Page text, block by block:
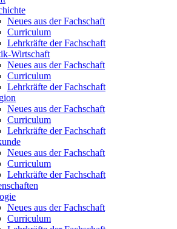
Neues aus der Fachschaft
Curriculum
Lehrkräfte der Fachschaft
Wirtschaft
Neues aus der Fachschaft
Curriculum
Lehrkräfte der Fachschaft
Neues aus der Fachschaft
Curriculum
Lehrkräfte der Fachschaft
Neues aus der Fachschaft
Curriculum
Lehrkräfte der Fachschaft
Neues aus der Fachschaft
Curriculum